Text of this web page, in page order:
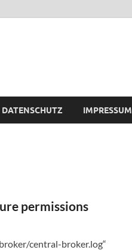
DATENSCHUTZ IMPRESSUM
permissions
central-broker.log“